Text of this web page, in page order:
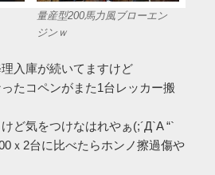
量産型200馬力風ブローエン
ジンｗ
入庫が続いてますけど
たコペンがまた1台レッカー搬
ど気をつけなはれやぁ(;´Д`A “`
ｘ2台に比べたらホンノ擦過傷や